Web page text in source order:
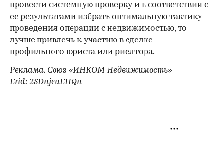
провести системную проверку и в соответствии с
ее результатами избрать оптимальную тактику
проведения операции с недвижимостью, то
лучше привлечь к участию в сделке
профильного юриста или риелтора.
Реклама. Союз «ИНКОМ-Недвижимость»
Erid: 2SDnjeuEHQn